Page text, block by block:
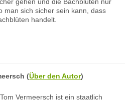
man sich sicher sein kann, dass
handelt.
(Über den Autor)
Tom Vermeersch ist ein staatlich